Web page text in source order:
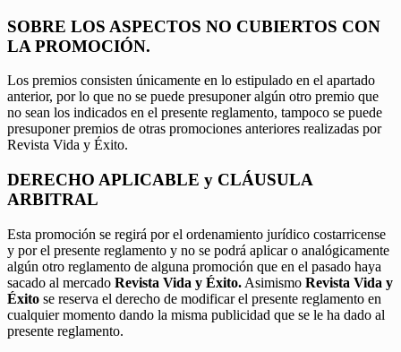
SOBRE LOS ASPECTOS NO CUBIERTOS CON
LA PROMOCIÓN.
Los premios consisten únicamente en lo estipulado en el apartado
anterior, por lo que no se puede presuponer algún otro premio que
no sean los indicados en el presente reglamento, tampoco se puede
presuponer premios de otras promociones anteriores realizadas por
Revista Vida y Éxito.
DERECHO APLICABLE y CLÁUSULA
ARBITRAL
Esta promoción se regirá por el ordenamiento jurídico costarricense
y por el presente reglamento y no se podrá aplicar o analógicamente
algún otro reglamento de alguna promoción que en el pasado haya
sacado al mercado Revista Vida y Éxito. Asimismo Revista Vida y
Éxito se reserva el derecho de modificar el presente reglamento en
cualquier momento dando la misma publicidad que se le ha dado al
presente reglamento.